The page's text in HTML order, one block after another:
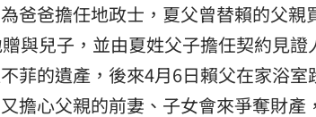
爸爸擔任地政士，夏父曾替賴的父親
與兒子，並由夏姓父子擔任契約見
菲的遺產，後來4月6日賴父在家浴
擔心父親的前妻、子女會來爭奪財